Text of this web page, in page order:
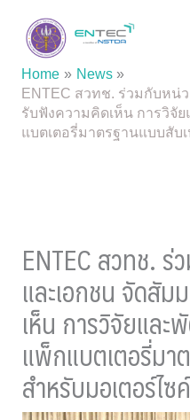
content
Home
News
ENTEC สวทช. ร่วมกับหน่
รับฟังความคิดเห็น การวิ
แบตเตอรี่มาตรฐานแบบสับ
ENTEC สวทช.
และเอกชน จัดสั
เห็น การวิจัยแล
แพ็กแบตเตอรี่มา
สำหรับมอเตอร์ไ